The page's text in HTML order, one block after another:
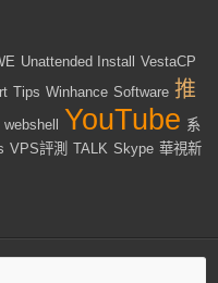
Unattended Install
VestaCP
Tips Winhance Software 推
webshell YouTube 系
VPS評測 TALK Skype 華視新